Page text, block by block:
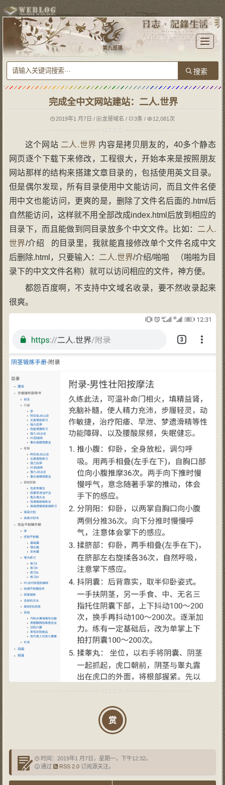
T
o
l
e
n
第九部落
完成全中文网站建站：二人.世界
2019年1 月7日 / 龙哥域名 / 3条/ 12,081次
这个网站 二人.世界 内容是拷贝朋友的，40多个静态
网页逐个下载下来修改，工程很大，开始本来是按照朋友
网站那样的结构来搭建文章目录的，包括使用英文目录。
但是偶尔发现，所有目录使用中文能访问，而且文件名使
用中文也能访问，更爽的是，删除了文件名后面的.html后
自然能访问，这样就不用全部改成index.html后放到相应的
目录下，而且能做到同目录放多个中文文件。比如： 二人.
世界/介绍 的目录里，我就能直接修改单个文件名成中文
后删除.html，只要输入： 二人.世界/介绍/啪啪 （啪啪为目
录下的中文文件名称）就可以访问相应的文件，神方便。
都怨百度啊，不支持中文域名收录，要不然收录起来
很爽。
赏
时间：2019年1 月7日，星期一，下午12:32。
通过
RSS 2.0订阅源关注。